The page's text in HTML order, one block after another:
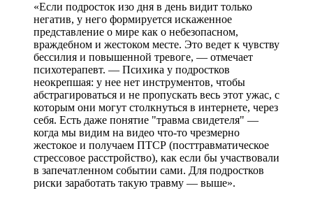
«Если подросток изо дня в день видит только
негатив, у него формируется искаженное
представление о мире как о небезопасном,
враждебном и жестоком месте. Это ведет к чувству
бессилия и повышенной тревоге, — отмечает
психотерапевт. — Психика у подростков
неокрепшая: у нее нет инструментов, чтобы
абстрагироваться и не пропускать весь этот ужас, с
которым они могут столкнуться в интернете, через
себя. Есть даже понятие "травма свидетеля" —
когда мы видим на видео что-то чрезмерно
жестокое и получаем ПТСР (посттравматическое
стрессовое расстройство), как если бы участвовали
в запечатленном событии сами. Для подростков
риски заработать такую травму — выше».